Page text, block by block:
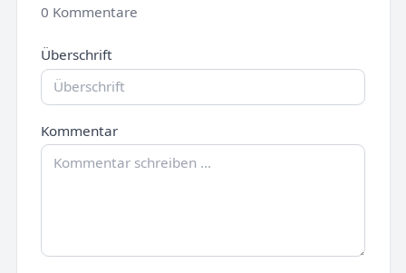
0 Kommentare
Überschrift
Kommentar